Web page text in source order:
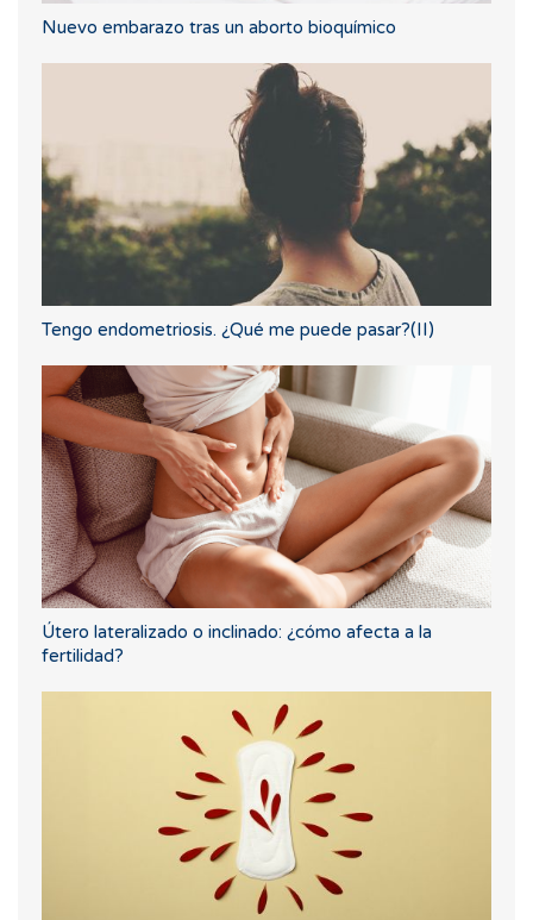
Nuevo embarazo tras un aborto bioquímico
Tengo endometriosis. ¿Qué me puede pasar?(II)
Útero lateralizado o inclinado: ¿cómo afecta a la
fertilidad?